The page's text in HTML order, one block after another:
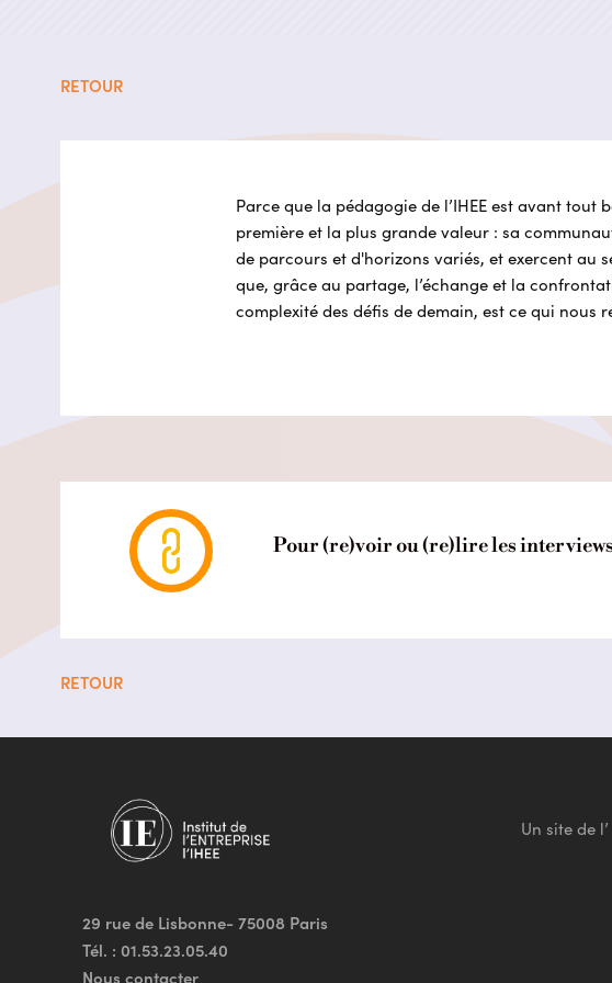
RETOUR
Parce que la pédagogie de l’IHEE est avant tout
première et la plus grande valeur : sa
de parcours et d'horizons variés, et exercent au
que, grâce au partage, l’échange et la
complexité des défis de demain, est ce qui nous
Pour (re)voir ou (re)lire les interviews
RETOUR
29 rue de Lisbonne- 75008 Paris
Tél. : 01.53.23.05.40
Un site de l’